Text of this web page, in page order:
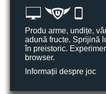
Produ arme, undițe,
adună fructe. Sprijină
în preistoric.
browser.
Informații despre joc